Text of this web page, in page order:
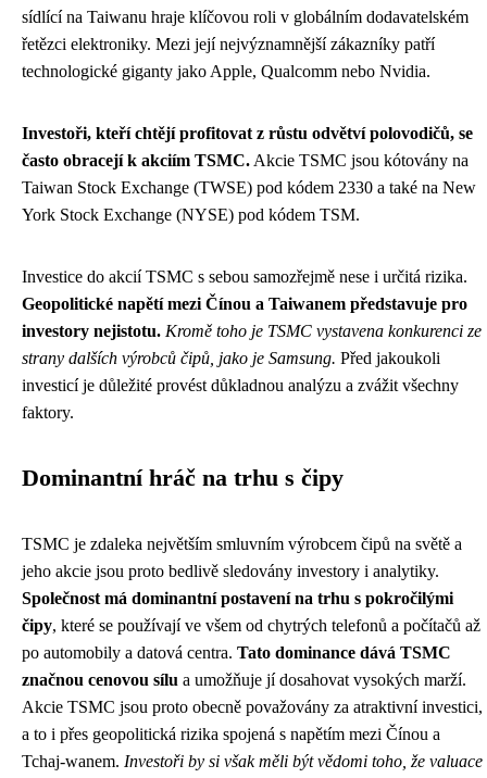
sídlící na Taiwanu hraje klíčovou roli v globálním dodavatelském
řetězci elektroniky. Mezi její nejvýznamnější zákazníky patří
technologické giganty jako Apple, Qualcomm nebo Nvidia.
Investoři, kteří chtějí profitovat z růstu odvětví polovodičů, se
často obracejí k akciím TSMC. Akcie TSMC jsou kótovány na
Taiwan Stock Exchange (TWSE) pod kódem 2330 a také na New
York Stock Exchange (NYSE) pod kódem TSM.
Investice do akcií TSMC s sebou samozřejmě nese i určitá rizika.
Geopolitické napětí mezi Čínou a Taiwanem představuje pro
investory nejistotu. Kromě toho je TSMC vystavena konkurenci ze
strany dalších výrobců čipů, jako je Samsung. Před jakoukoli
investicí je důležité provést důkladnou analýzu a zvážit všechny
faktory.
Dominantní hráč na trhu s čipy
TSMC je zdaleka největším smluvním výrobcem čipů na světě a
jeho akcie jsou proto bedlivě sledovány investory i analytiky.
Společnost má dominantní postavení na trhu s pokročilými
čipy, které se používají ve všem od chytrých telefonů a počítačů až
po automobily a datová centra. Tato dominance dává TSMC
značnou cenovou sílu a umožňuje jí dosahovat vysokých marží.
Akcie TSMC jsou proto obecně považovány za atraktivní investici,
a to i přes geopolitická rizika spojená s napětím mezi Čínou a
Tchaj-wanem. Investoři by si však měli být vědomi toho, že valuace